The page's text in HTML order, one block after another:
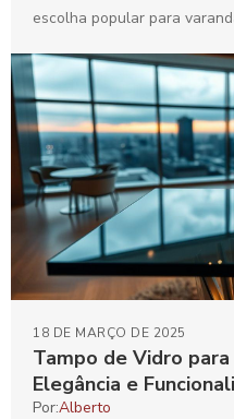
escolha popular para
Tampo de Vidro
Elegância e
18 DE MARÇO DE 2025
Por:Alberto